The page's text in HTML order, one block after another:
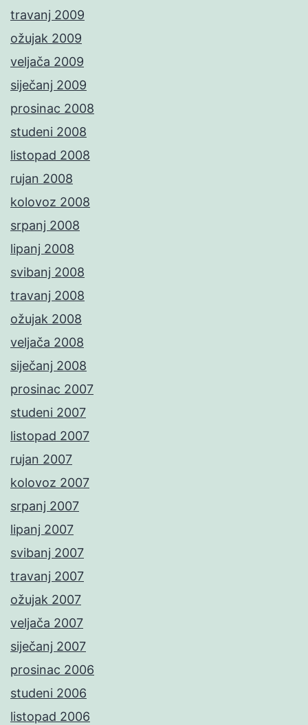
travanj 2009
ožujak 2009
veljača 2009
siječanj 2009
prosinac 2008
studeni 2008
listopad 2008
rujan 2008
kolovoz 2008
srpanj 2008
lipanj 2008
svibanj 2008
travanj 2008
ožujak 2008
veljača 2008
siječanj 2008
prosinac 2007
studeni 2007
listopad 2007
rujan 2007
kolovoz 2007
srpanj 2007
lipanj 2007
svibanj 2007
travanj 2007
ožujak 2007
veljača 2007
siječanj 2007
prosinac 2006
studeni 2006
listopad 2006